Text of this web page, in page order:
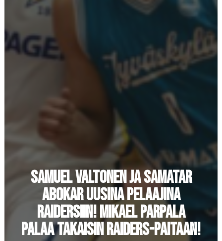
SAMUEL VALTONEN JA SAMATAR
ABOKAR UUSINA PELAAJINA
RAIDERSIIN! MIKAEL PARPALA
PALAA TAKAISIN RAIDERS-PAITAAN!